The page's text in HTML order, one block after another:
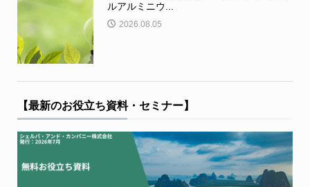
ルアルミニウ...
2026.08.05
【最新のお役立ち資料・セミナー】